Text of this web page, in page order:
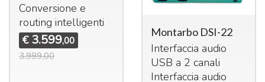
Conversione e
routing intelligenti
€ 3.599,00
3.999,00
Montarbo DSI-22
Interfaccia audio
USB a 2 canali
Interfaccia audio